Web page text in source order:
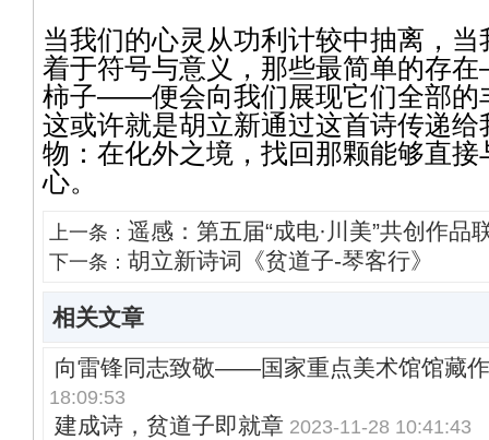
当我们的心灵从功利计较中抽离，
着于符号与意义，那些最简单的存
柿子——便会向我们展现它们全部的
这或许就是胡立新通过这首诗传递
物：在化外之境，找回那颗能够直接
心。
上一条： 遥感：第五届“成电·川美”共创作品
下一条： 胡立新诗词《贫道子-琴客行》
相关文章
向雷锋同志致敬——国家重点美术馆馆藏
18:09:53
建成诗，贫道子即就章 2023-11-28 10:41:43